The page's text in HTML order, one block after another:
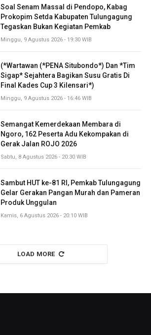
Soal Senam Massal di Pendopo, Kabag
Prokopim Setda Kabupaten Tulungagung
Tegaskan Bukan Kegiatan Pemkab
Minggu, 9 Agustus 2026 - 19:30 WIB
(*Wartawan (*PENA Situbondo*) Dan *Tim
Sigap* Sejahtera Bagikan Susu Gratis Di
Final Kades Cup 3 Kilensari*)
Minggu, 9 Agustus 2026 - 16:46 WIB
Semangat Kemerdekaan Membara di
Ngoro, 162 Peserta Adu Kekompakan di
Gerak Jalan ROJO 2026
Sabtu, 8 Agustus 2026 - 20:30 WIB
Sambut HUT ke-81 RI, Pemkab Tulungagung
Gelar Gerakan Pangan Murah dan Pameran
Produk Unggulan
Kamis, 6 Agustus 2026 - 20:10 WIB
LOAD MORE